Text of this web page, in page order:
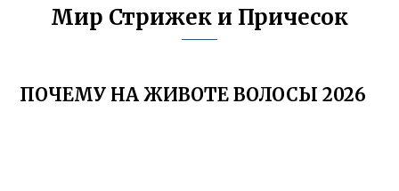
Мир Стрижек и Причесок
ПОЧЕМУ НА ЖИВОТЕ ВОЛОСЫ 2026